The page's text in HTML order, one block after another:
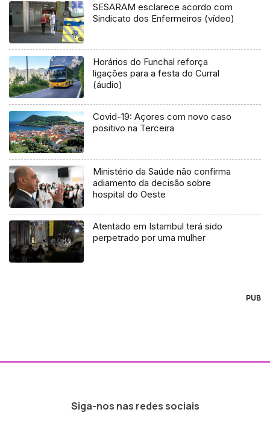
SESARAM esclarece acordo com
Sindicato dos Enfermeiros (vídeo)
Horários do Funchal reforça
ligações para a festa do Curral
(áudio)
Covid-19: Açores com novo caso
positivo na Terceira
Ministério da Saúde não confirma
adiamento da decisão sobre
hospital do Oeste
Atentado em Istambul terá sido
perpetrado por uma mulher
PUB
Siga-nos nas redes sociais